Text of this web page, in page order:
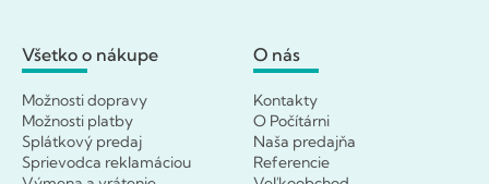
Všetko o nákupe
Možnosti dopravy
Možnosti platby
Splátkový predaj
Sprievodca reklamáciou
O nás
Kontakty
O Počítárni
Naša predajňa
Referencie